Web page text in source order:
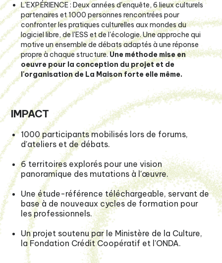
L'EXPÉRIENCE: Deux années d'enquête, 6 lieux culturels
partenaires et 1000 personnes rencontrées pour
confronter les pratiques culturelles aux mondes du
logiciel libre, de l'ESS et de l'écologie. Une approche qui
motive un ensemble de débats adaptés à une réponse
propre à chaque structure.Une méthode mise en
oeuvre pour la conception du projet et de
l'organisation de La Maison forte elle même.
IMPACT
1000 participantsmobilisés lors de forums,
d'ateliers et de débats.
6 territoires explorés pour une vision
panoramique des mutations à l'œuvre.
Une étude-référencetéléchargeable, servant de
base à de nouveaux cycles de formation pour
les professionnels.
Un projet soutenupar le Ministère de la Culture,
la Fondation Crédit Coopératif et l'ONDA.